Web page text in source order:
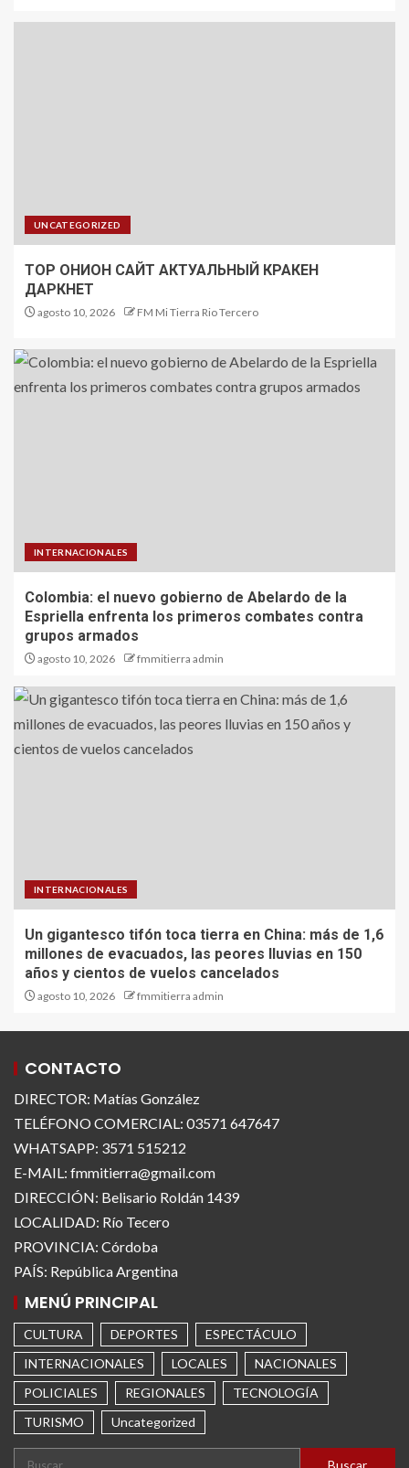
UNCATEGORIZED
ТОР ОНИОН САЙТ АКТУАЛЬНЫЙ КРАКЕН
ДАРКНЕТ
agosto 10, 2026 FM Mi Tierra Rio Tercero
INTERNACIONALES
Colombia: el nuevo gobierno de Abelardo de la
Espriella enfrenta los primeros combates contra
grupos armados
agosto 10, 2026 fmmitierra admin
INTERNACIONALES
Un gigantesco tifón toca tierra en China: más de 1,6
millones de evacuados, las peores lluvias en 150
años y cientos de vuelos cancelados
agosto 10, 2026 fmmitierra admin
CONTACTO
DIRECTOR: Matías González
TELÉFONO COMERCIAL: 03571 647647
WHATSAPP: 3571 515212
E-MAIL: fmmitierra@gmail.com
DIRECCIÓN: Belisario Roldán 1439
LOCALIDAD: Río Tecero
PROVINCIA: Córdoba
PAÍS: República Argentina
MENÚ PRINCIPAL
CULTURA DEPORTES
ESPECTÁCULO
INTERNACIONALES
LOCALES
NACIONALES
POLICIALES
REGIONALES
TECNOLOGÍA
TURISMO
Uncategorized